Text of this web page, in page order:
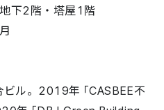
2階・塔屋1階
ル。2019年「CASBEE不